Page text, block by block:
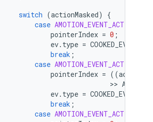
switch (actionMasked)
{
case
pointerIndex = 0 ;
ev. type =
break ;
case
pointerIndex = ((action
>>
ev. type =
break ;
case AMOTION_EVENT_ACTION_UP